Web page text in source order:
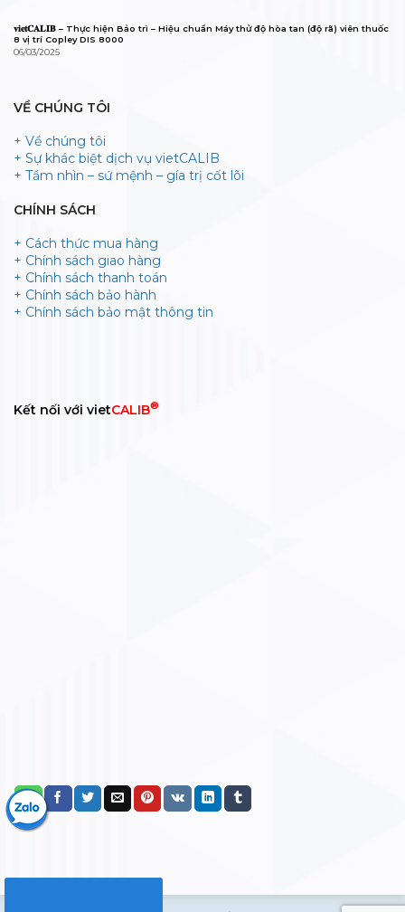
𝐯𝐢𝐞𝐭𝐂𝐀𝐋𝐈𝐁 – Thực hiện Bảo trì – Hiệu chuẩn Máy thử độ hòa tan (độ rã) viên thuốc
8 vị trí Copley DIS 8000
06/03/2025
VỀ CHÚNG TÔI
+ Về chúng tôi
+ Sự khác biệt dịch vụ vietCALIB
+ Tầm nhìn – sứ mệnh – gía trị cốt lõi
CHÍNH SÁCH
+ Cách thức mua hàng
+ Chính sách giao hàng
+ Chính sách thanh toán
+ Chính sách bảo hành
+ Chính sách bảo mật thông tin
Kết nối với vietCALIB®